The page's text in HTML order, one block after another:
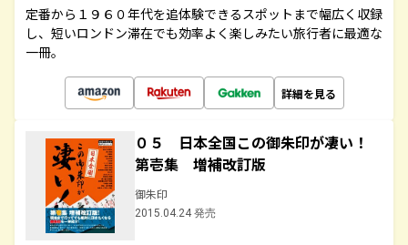
定番から１９６０年代を追体験できるスポットまで幅広く収録
し、短いロンドン滞在でも効率よく楽しみたい旅行者に最適な
一冊。
詳細を見る
０５ 日本全国この御朱印が凄い！
第壱集 増補改訂版
御朱印
2015.04.24 発売